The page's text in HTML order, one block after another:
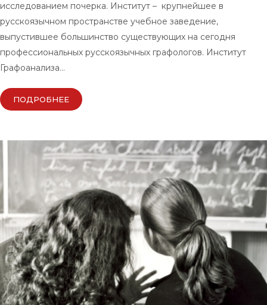
исследованием почерка. Институт – крупнейшее в
русскоязычном пространстве учебное заведение,
выпустившее большинство существующих на сегодня
профессиональных русскоязычных графологов. Институт
Графоанализа…
ПОДРОБНЕЕ